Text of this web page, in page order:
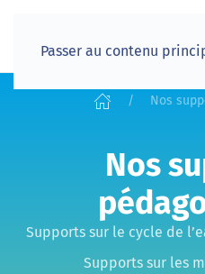
Passer au contenu
Nos
Nos
Supports sur le cycle de
Supports sur les